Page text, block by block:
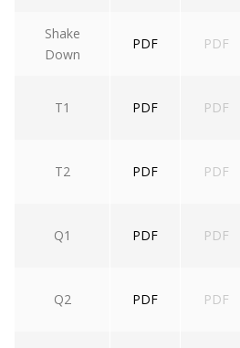
Shake
Down
PDF PDF
T1 PDF PDF
T2 PDF PDF
Q1 PDF PDF
Q2 PDF PDF